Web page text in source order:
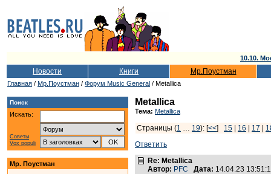
10.10.
Новости Книги Мр.Поустман
Главная / Мр.Поустман / Форум Music General / Metallica
Поиск
Искать:
Советы
Vox populi
Мр. Поустман
Metallica
Тема: Metallica
Страницы (1 … 19): [<<] 15 16 17
Ответить
Re: Metallica
Автор: PFC Дата: 14.04.23